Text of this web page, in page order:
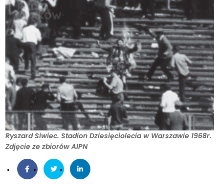
Ryszard Siwiec. Stadion Dziesięciolecia w Warszawie 1968r.
Zdjęcie ze zbiorów AIPN